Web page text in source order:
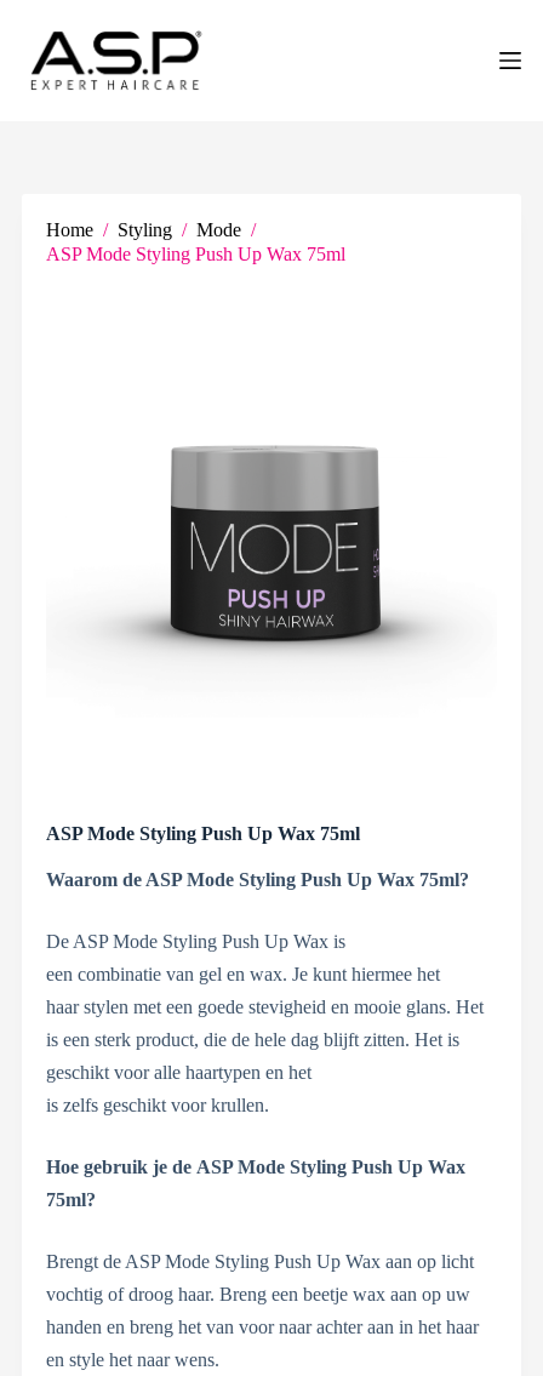
n
a
Home / Styling / Mode /
ASP Mode Styling Push Up Wax 75ml
ASP Mode Styling Push Up Wax 75ml
Waarom de ASP Mode Styling Push Up Wax 75ml?
De ASP Mode Styling Push Up Wax is
een combinatie van gel en wax. Je kunt hiermee het
haar stylen met een goede stevigheid en mooie glans. Het
is een sterk product, die de hele dag blijft zitten. Het is
geschikt voor alle haartypen en het
is zelfs geschikt voor krullen.
Hoe gebruik je de ASP Mode Styling Push Up Wax
75ml?
Brengt de ASP Mode Styling Push Up Wax aan op licht
vochtig of droog haar. Breng een beetje wax aan op uw
handen en breng het van voor naar achter aan in het haar
en style het naar wens.